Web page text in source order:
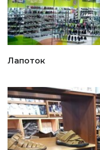
Лапоток